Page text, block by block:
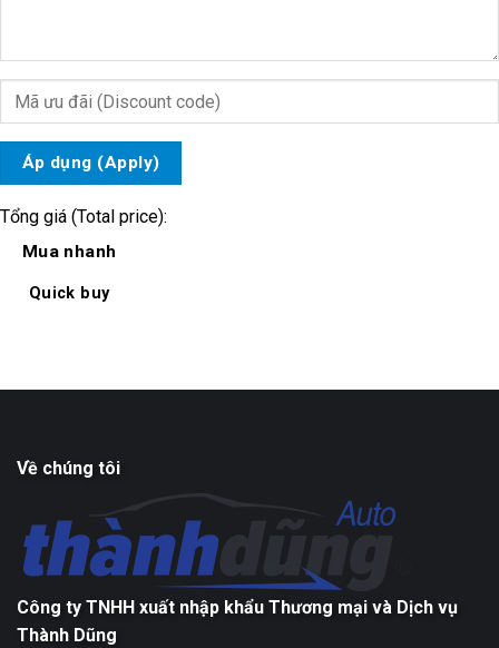
Áp dụng (Apply)
Tổng giá (Total price):
Mua nhanh
Quick buy
Về chúng tôi
Công ty TNHH xuất nhập khẩu Thương mại và Dịch vụ
Thành Dũng